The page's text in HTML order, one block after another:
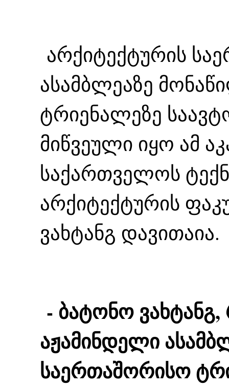
არქიტექტურის
ასამბლეაზე
ტრიენალეზე
მიწვეული იყო ამ
საქართველოს
არქიტექტურის
ვახტანგ დავითაია.
- ბატონო
აჟამინდელი
საერთაშორისო